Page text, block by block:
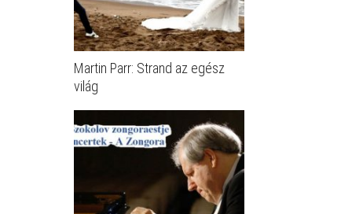
Martin Parr: Strand az egész
világ